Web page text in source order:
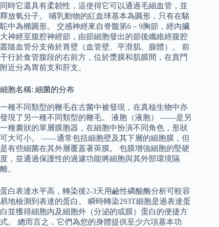
同時它還具有柔韌性，這使得它可以通過毛細血管，並
釋放氧分子。 哺乳動物的紅血球基本為圓形，只有在駱
駝中為橢圓形。 交感神經來自脊髓第6－9胸節，經內臟
大神經至腹腔神經節，由節細胞發出的節後纖維經腹腔
叢隨血管分支佈於胃壁（血管壁、平滑肌、腺體）。 前
干行於食管腹段的右前方，位於漿膜和肌膜間，在賁門
附近分為胃前支和肝支。
細胞名稱: 細菌的分布
一種不同類型的鞭毛在古菌中被發現，在真核生物中亦
發現了另一種不同類型的鞭毛。 液胞（液胞） ——是另
一種囊狀的單層膜胞器，在細胞中扮演不同角色，形狀
可大可小。 ——通常包括細胞壁及其下層的細胞膜，但
是有些細菌在其外層覆蓋著莢膜。 包膜增強細胞的堅硬
度，並通過保護性的過濾功能將細胞與其外部環境隔
離。
蛋白表達水平高，轉染後2-3天用鹼性磷酸酶分析可較容
易地檢測到表達的蛋白。 瞬時轉染293T細胞是過表達蛋
白並獲得細胞內及細胞外（分泌的或膜）蛋白的便捷方
式。 總而言之，它們為您的身體提供至少六項基本功